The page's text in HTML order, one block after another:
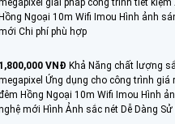
giải pháp công trình tiết
Hồng Ngoại 10m Wifi Imou Hình ảnh
Chi phí phù hợp
1,800,000 VNĐ Khả Năng chất lượng
Ứng dụng cho công trình giá
Hồng Ngoại 10m Wifi Imou Hình
mới Hình Ảnh sắc nét Dễ Dàng Sử